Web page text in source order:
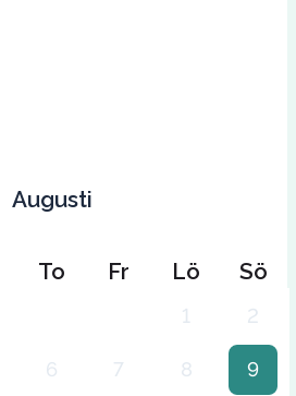
Augusti
To Fr Lö Sö
1 2
6 7 8 9